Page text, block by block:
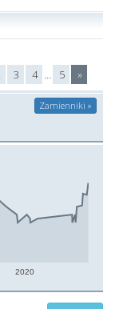
3 4 … 5 »
Zamienniki »
2020